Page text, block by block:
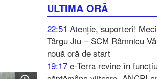
ULTIMA ORĂ
22:51 Atenție, suporteri!
Târgu Jiu – SCM Râmnicu
nouă oră de start
19:17 e-Terra revine în